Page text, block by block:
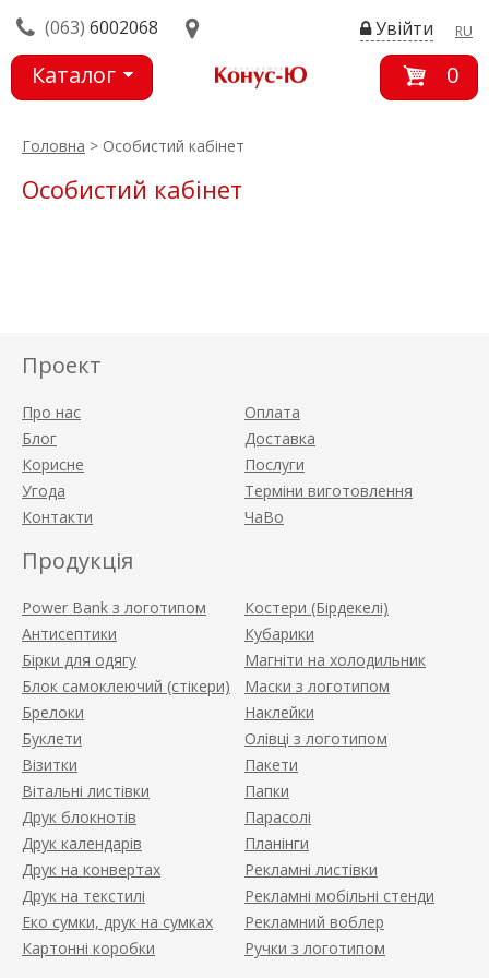
(063) 6002068 RU
Увійти
Каталог
0
Головна > Особистий кабінет
Особистий кабінет
Проект
Про нас
Блог
Корисне
Угода
Контакти
Оплата
Доставка
Послуги
Терміни виготовлення
ЧаВо
Продукція
Power Bank з логотипом
Антисептики
Бірки для одягу
Блок самоклеючий (стікери)
Брелоки
Буклети
Візитки
Вітальні листівки
Друк блокнотів
Друк календарів
Друк на конвертах
Друк на текстилі
Еко сумки, друк на сумках
Картонні коробки
Костери (Бірдекелі)
Кубарики
Магніти на холодильник
Маски з логотипом
Наклейки
Олівці з логотипом
Пакети
Папки
Парасолі
Планінги
Рекламні листівки
Рекламні мобільні стенди
Рекламний воблер
Ручки з логотипом